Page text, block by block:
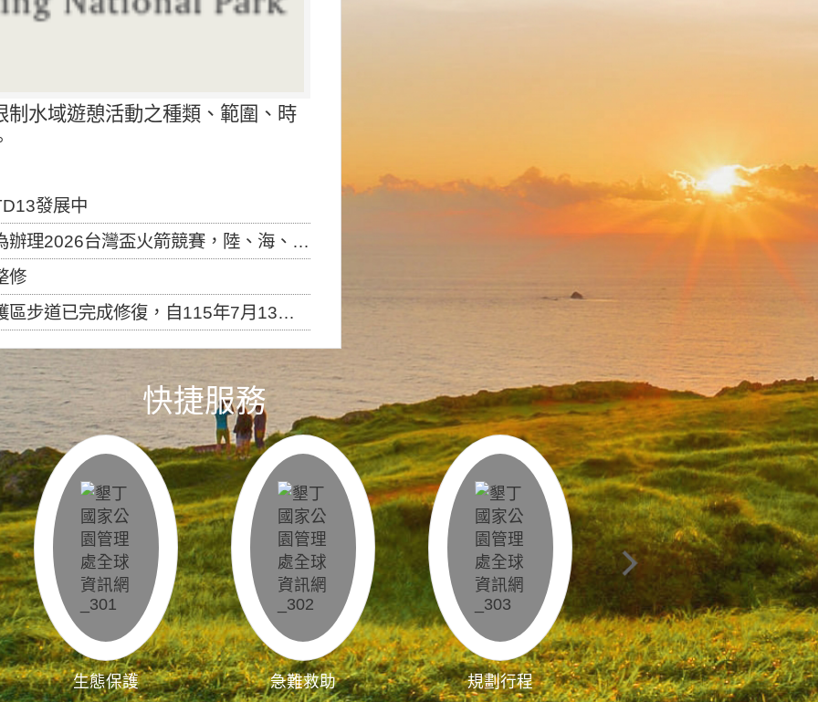
水域遊憩活動之種類、範圍、時
發展中
盃火箭競賽，陸、海、空域警戒及協調相關事宜，因颱風備案事宜
修
，自115年7月13日（星期一）起恢復開放入園，歡迎民眾依規定申請入園....
快捷服務
生態保護 急難救助 規劃行程 影像直播